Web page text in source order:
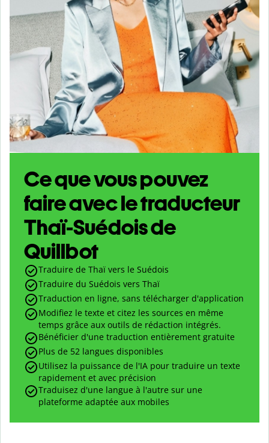
Ce que vous pouvez
faire avec le traducteur
Thaï-Suédois de
Quillbot
Traduire de Thaï vers le Suédois
Traduire du Suédois vers Thaï
Traduction en ligne, sans télécharger d'application
Modifiez le texte et citez les sources en même
temps grâce aux outils de rédaction intégrés.
Bénéficier d'une traduction entièrement gratuite
Plus de 52 langues disponibles
Utilisez la puissance de l'IA pour traduire un texte
rapidement et avec précision
Traduisez d'une langue à l'autre sur une
plateforme adaptée aux mobiles